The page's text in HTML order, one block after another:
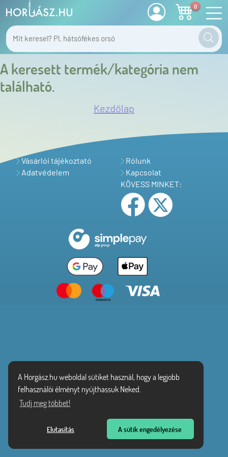
A Horgász.hu weboldal sütiket használ, hogy a legjobb
felhasználói élményt nyújthassuk Neked.
Tudj meg többet!
Elutasítás A sütik engedélyezése
0
A keresett termék/kategória nem
található.
Kezdőlap
Vásárlói tájékoztató
Adatvédelem
Rólunk
Kapcsolat
KÖVESS MINKET: